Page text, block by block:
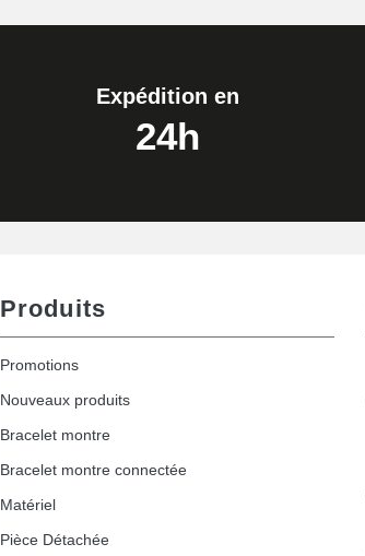
Expédition en
24h
Produits
Promotions
Nouveaux produits
Bracelet montre
Bracelet montre connectée
Matériel
Pièce Détachée